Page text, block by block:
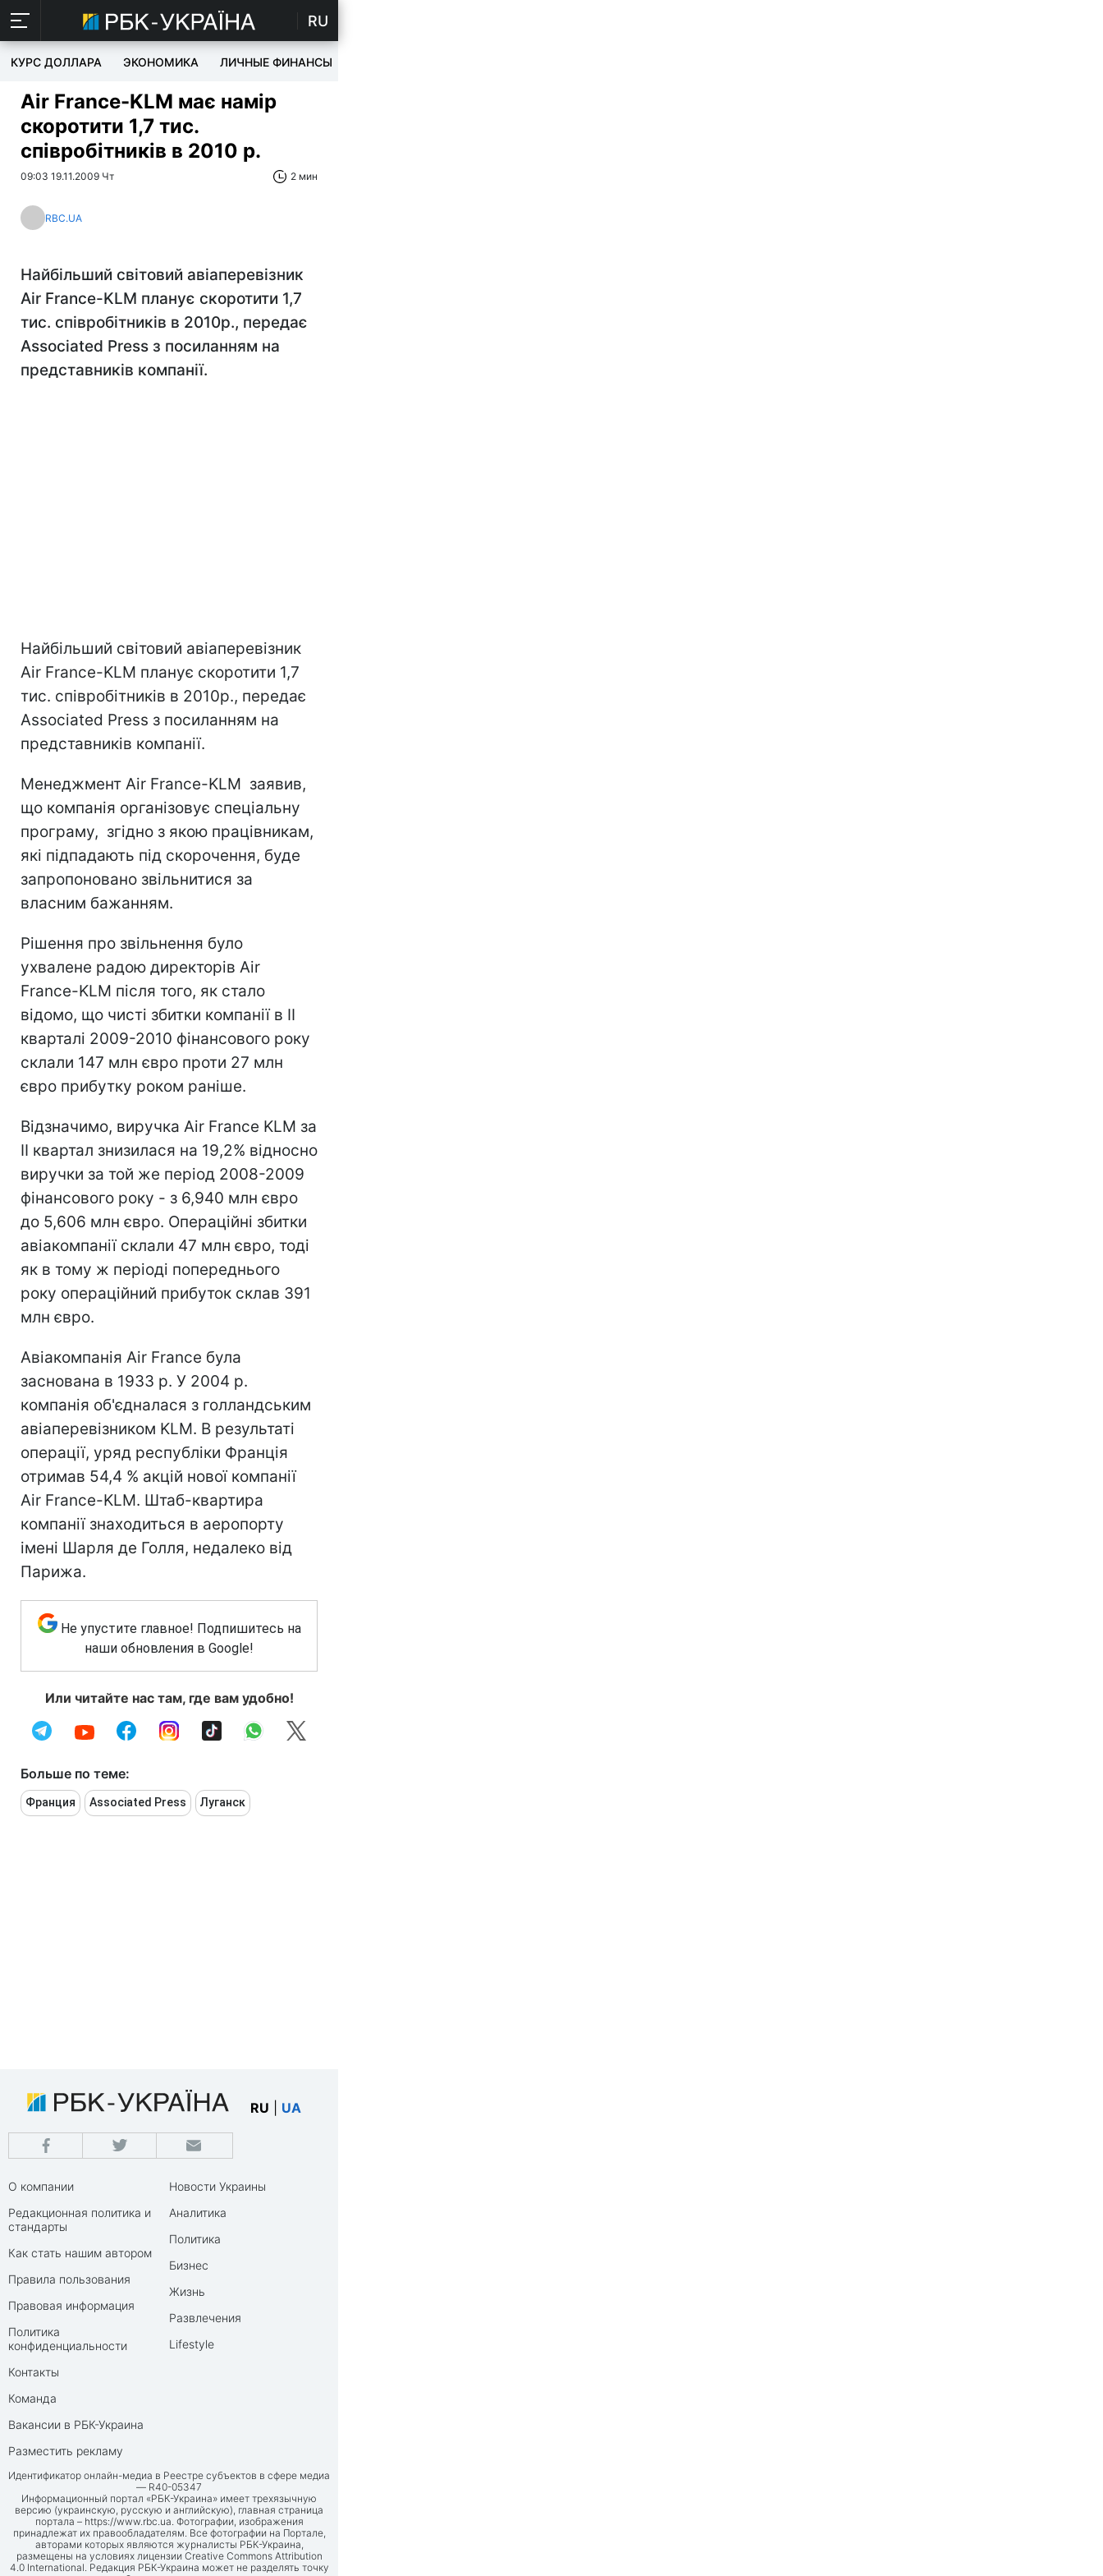
RU
КУРС ДОЛЛАРА ЭКОНОМИКА ЛИЧНЫЕ ФИНАНСЫ
Air France-KLM має намір
скоротити 1,7 тис.
співробітників в 2010 р.
09:03 19.11.2009 Чт 2 мин
RBC.UA
Найбільший світовий авіаперевізник
Air France-KLM планує скоротити 1,7
тис. співробітників в 2010р., передає
Associated Press з посиланням на
представників компанії.
Найбільший світовий авіаперевізник
Air France-KLM планує скоротити 1,7
тис. співробітників в 2010р., передає
Associated Press з посиланням на
представників компанії.
Менеджмент Air France-KLM заявив,
що компанія організовує спеціальну
програму, згідно з якою працівникам,
які підпадають під скорочення, буде
запропоновано звільнитися за
власним бажанням.
Рішення про звільнення було
ухвалене радою директорів Air
France-KLM після того, як стало
відомо, що чисті збитки компанії в II
кварталі 2009-2010 фінансового року
склали 147 млн євро проти 27 млн
євро прибутку роком раніше.
Відзначимо, виручка Air France KLM за
II квартал знизилася на 19,2% відносно
виручки за той же період 2008-2009
фінансового року - з 6,940 млн євро
до 5,606 млн євро. Операційні збитки
авіакомпанії склали 47 млн євро, тоді
як в тому ж періоді попереднього
року операційний прибуток склав 391
млн євро.
Авіакомпанія Air France була
заснована в 1933 р. У 2004 р.
компанія об'єдналася з голландським
авіаперевізником KLM. В результаті
операції, уряд республіки Франція
отримав 54,4 % акцій нової компанії
Air France-KLM. Штаб-квартира
компанії знаходиться в аеропорту
імені Шарля де Голля, недалеко від
Парижа.
Не упустите главное! Подпишитесь на
наши обновления в Google!
Или читайте нас там, где вам удобно!
Больше по теме:
Франция Associated Press Луганск
RU UA
О компании
Редакционная политика и
стандарты
Как стать нашим автором
Правила пользования
Правовая информация
Политика
конфиденциальности
Контакты
Команда
Вакансии в РБК-Украина
Разместить рекламу
Новости Украины
Аналитика
Политика
Бизнес
Жизнь
Развлечения
Lifestyle
Идентификатор онлайн-медиа в Реестре субъектов в сфере медиа
— R40-05347
Информационный портал «РБК-Украина» имеет трехязычную
версию (украинскую, русскую и английскую), главная страница
портала – https://www.rbc.ua. Фотографии, изображения
принадлежат их правообладателям. Все фотографии на Портале,
авторами которых являются журналисты РБК-Украина,
размещены на условиях лицензии Creative Commons Attribution
4.0 International. Редакция РБК-Украина может не разделять точку